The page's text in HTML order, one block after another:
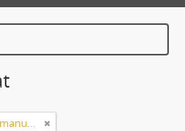
Axel Lundegård: Dikter : Originalmanuskript